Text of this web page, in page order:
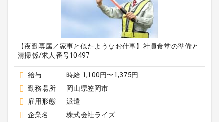
【夜勤専属／家事と似たようなお仕事】社員食堂の準備と
清掃係/求人番号10497
給与
時給 1,100円〜1,375円
勤務場所
岡山県笠岡市
雇用形態
派遣
企業名
株式会社ライズ